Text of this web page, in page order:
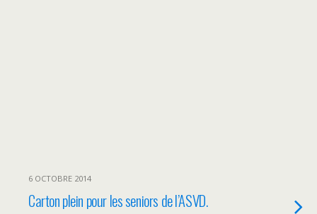
6 OCTOBRE 2014
Carton plein pour les seniors de l’ASVD.